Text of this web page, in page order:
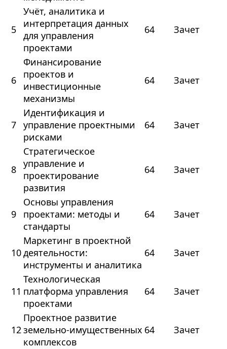
5
Учёт, аналитика и
интерпретация данных
для управления
проектами
64 Зачет
6
Финансирование
проектов и
инвестиционные
механизмы
64 Зачет
7
Идентификация и
управление проектными
рисками
64 Зачет
8
Стратегическое
управление и
проектирование
развития
64 Зачет
9
Основы управления
проектами: методы и
стандарты
64 Зачет
10
Маркетинг в проектной
деятельности:
инструменты и аналитика
64 Зачет
11
Технологическая
платформа управления
проектами
64 Зачет
12
Проектное развитие
земельно‑имущественных
комплексов
64 Зачет